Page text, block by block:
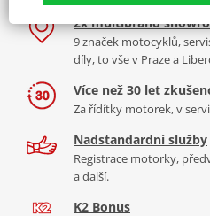
Tabulka velikostí
Jak se změřit
Co když mi to nebude
PDF Aerodynamic
Comparative test
PUIG byl založen v roce 1964 ve
Granollers poblíž Barcelony na
dělí na 3 části: komerční,
let se účastní nejslavnějších
naší nabídce naleznete doplňky a
padací protektory a mnoho dalšího.
Zobrazit všechny produkty
2x multibrand
9 značek motocyklů,
díly, to vše v Praze a
Více než 30 let
Za řídítky motorek, v
Nadstandardní služby
Registrace motorky,
a další.
K2 Bonus